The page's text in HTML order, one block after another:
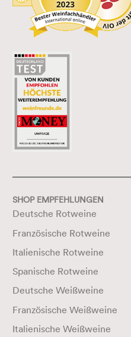
SHOP EMPFEHLUNGEN
Deutsche Rotweine
Französische Rotweine
Italienische Rotweine
Spanische Rotweine
Deutsche Weißweine
Französische Weißweine
Italienische Weißweine